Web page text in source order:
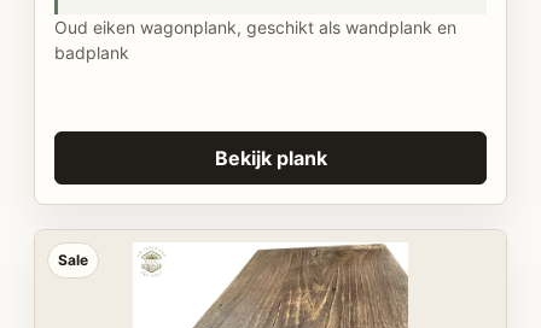
Oud eiken wagonplank, geschikt als wandplank en
badplank
Bekijk plank
Sale